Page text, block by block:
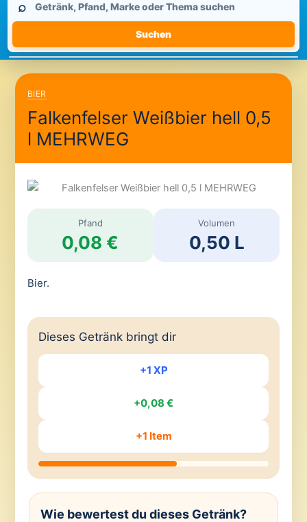
durchsuchen
⌕
Suchen
BIER
Falkenfelser Weißbier hell 0,5
l MEHRWEG
Pfand
0,08 €
Volumen
0,50 L
Bier.
Dieses Getränk bringt dir
+1 XP
+0,08 €
+1 Item
Wie bewertest du dieses Getränk?